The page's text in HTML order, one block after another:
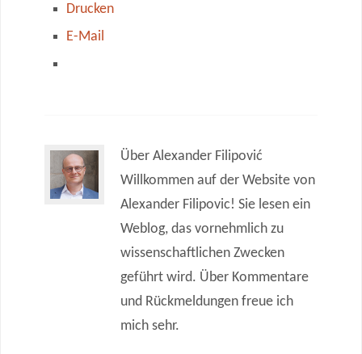
Drucken
E-Mail
Über Alexander Filipović
Willkommen auf der Website von
Alexander Filipovic! Sie lesen ein
Weblog, das vornehmlich zu
wissenschaftlichen Zwecken
geführt wird. Über Kommentare
und Rückmeldungen freue ich
mich sehr.